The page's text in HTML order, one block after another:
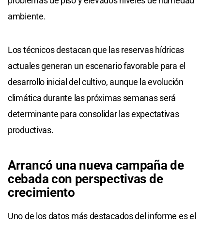
ambiente.
Los técnicos destacan que las reservas hídricas
actuales generan un escenario favorable para el
desarrollo inicial del cultivo, aunque la evolución
climática durante las próximas semanas será
determinante para consolidar las expectativas
productivas.
Arrancó una nueva campaña de
cebada con perspectivas de
crecimiento
Uno de los datos más destacados del informe es el